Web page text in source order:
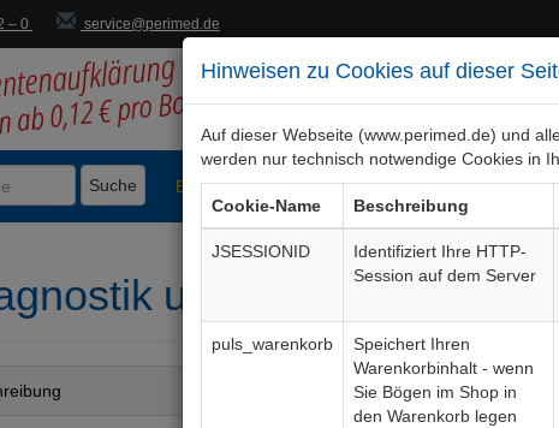
– 0 service@perimed.de
Suche BogenFachgebiete Bogen-Gesamtübersicht
Hinweisen zu Cookies auf dieser
Auf dieser Webseite (www.perimed.de) und
werden nur technisch notwendige Cookies in
Cookie-Name Beschreibung
JSESSIONID
Identifiziert Ihre HTTP-
Session auf dem Server
puls_warenkorb
Speichert Ihren
Warenkorbinhalt - wenn
Sie Bögen im Shop in
den Warenkorb legen
und -therapie,
Bogendetails